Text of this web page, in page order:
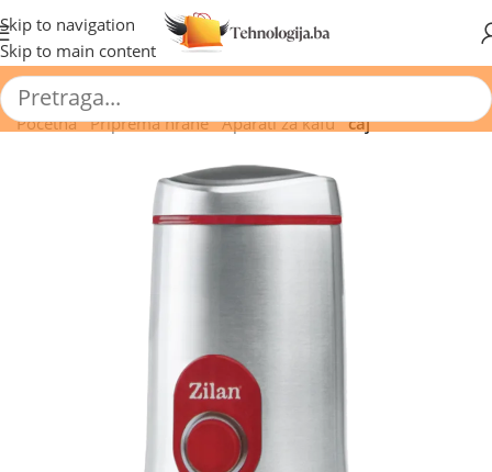
Skip to navigation
Skip to main content
🔥 Pogledajte aktuelne akcije 🔥
Početna/ Priprema hrane/ Aparati za kafu/ čaj